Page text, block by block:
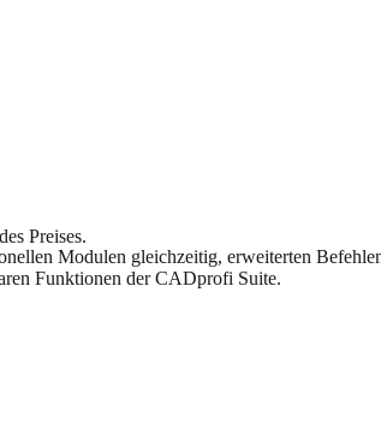
Preises.
Modulen gleichzeitig, erweiterten
Funktionen der CADprofi Suite.